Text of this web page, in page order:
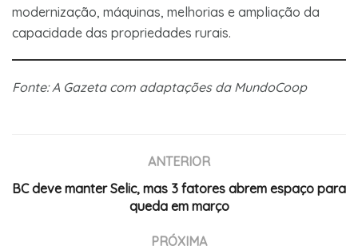
modernização, máquinas, melhorias e ampliação da
capacidade das propriedades rurais.
Fonte: A Gazeta com adaptações da MundoCoop
ANTERIOR
BC deve manter Selic, mas 3 fatores abrem espaço para
queda em março
PRÓXIMA